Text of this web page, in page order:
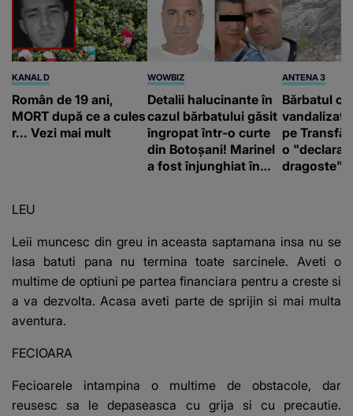
KANAL D
Român de 19 ani,
MORT după ce a cules
r... Vezi mai mult
WOWBIZ
Detalii halucinante în
cazul bărbatului găsit
îngropat într-o curte
din Botoșani! Marinel
a fost înjunghiat în
ANTENA 3
Bărbatul
vandalizat
pe
o
dragoste"
LEU
Leii muncesc din greu in aceasta saptamana insa nu se
lasa batuti pana nu termina toate sarcinele. Aveti o
multime de optiuni pe partea financiara pentru a creste si
a va dezvolta. Acasa aveti parte de sprijin si mai multa
aventura.
FECIOARA
Fecioarele intampina o multime de obstacole, dar
reusesc sa le depaseasca cu grija si cu precautie.